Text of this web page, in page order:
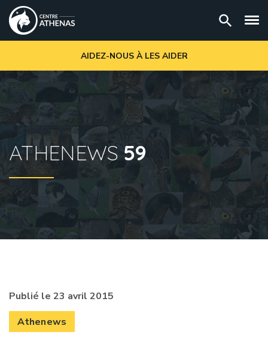
AIDEZ-NOUS À LES AIDER
ATHENEWS59
Publié le 23 avril 2015
Athenews